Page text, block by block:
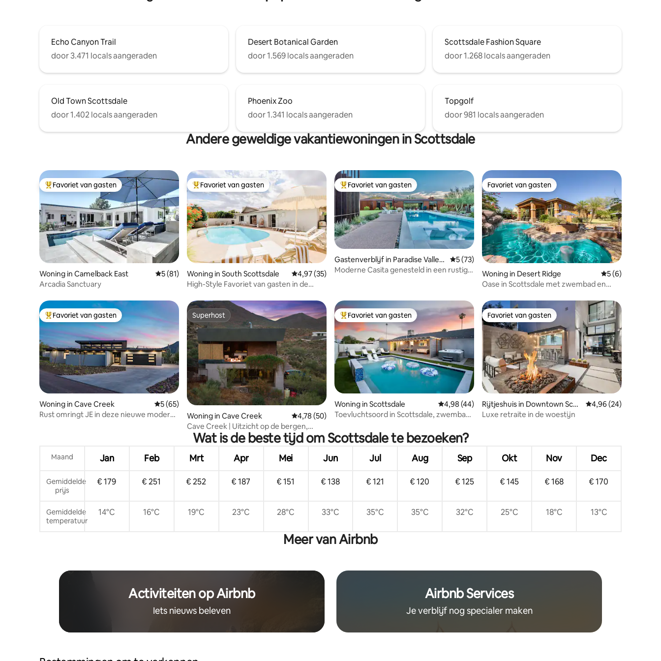
Echo Canyon Trail
door 3.471 locals aangeraden
Desert Botanical Garden
door 1.569 locals aangeraden
Scottsdale Fashion Square
door 1.268 locals aangeraden
Old Town Scottsdale
door 1.402 locals aangeraden
Phoenix Zoo
door 1.341 locals aangeraden
Topgolf
door 981 locals aangeraden
Andere geweldige vakantiewoningen in Scottsdale
Topfavoriet van gasten
Favoriet van gasten
Woning in Camelback East Gemiddelde beoordeling van 5 uit 5, 81 recensies
5 (81)
Arcadia Sanctuary
Topfavoriet van gasten
Favoriet van gasten
Woning in South Scottsdale Gemiddelde beoordeling van 4,97 uit 5, 35 recensies
4,97 (35)
High-Style Favoriet van gasten in de
Topfavoriet van gasten
Favoriet van gasten
Gastenverblijf in Paradise Valley
Village
Gemiddelde beoordeling van 5 uit 5, 73 recensies
5 (73)
Moderne Casita genesteld in een rustige
Favoriet van gasten
Favoriet van gasten
Woning in Desert Ridge Gemiddelde
5 (6)
Oase in Scottsdale met zwembad en
Topfavoriet van gasten
Favoriet van gasten
Woning in Cave Creek Gemiddelde beoordeling van 5 uit 5, 65 recensies
5 (65)
Rust omringt JE in deze nieuwe moderne
Superhost
Superhost
Woning in Cave Creek Gemiddelde beoordeling van 4,78 uit 5, 50 recensies
4,78 (50)
Cave Creek | Uitzicht op de bergen,
bubbelbad en vuurplaats
Topfavoriet van gasten
Favoriet van gasten
Woning in Scottsdale Gemiddelde beoordeling van 4,98 uit 5, 44 recensies
4,98 (44)
Toevluchtsoord in Scottsdale, zwembad,
Favoriet van gasten
Favoriet van gasten
Rijtjeshuis in Downtown Scot
tsdale
Gemiddelde
4,96 (24)
Luxe retraite in de woestijn
Wat is de beste tijd om Scottsdale te bezoeken?
Maand Jan Feb Mrt Apr Mei Jun Jul Aug Sep Okt Nov Dec
Gemiddelde
prijs
€ 179 € 251 € 252 € 187 € 151 € 138 € 121 € 120 € 125 € 145 € 168 € 170
Gemiddelde
temperatuur
14°C 16°C 19°C 23°C 28°C 33°C 35°C 35°C 32°C 25°C 18°C 13°C
Meer van Airbnb
Activiteiten op Airbnb
Iets nieuws beleven
Airbnb Services
Je verblijf nog specialer maken